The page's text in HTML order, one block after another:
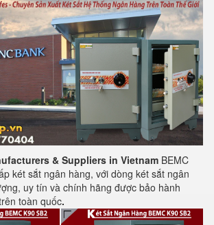
& Suppliers in Vietnam BEMC
két sắt ngân hàng, với dòng két sắt ngân
uy tín và chính hãng được bảo hành
toàn quốc.